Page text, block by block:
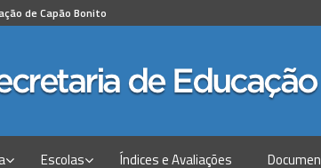
de Capão Bonito
Escolas Índices e Avaliações